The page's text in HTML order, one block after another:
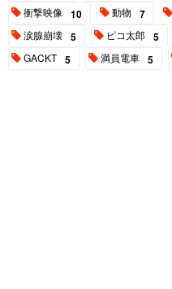
衝撃映像 10 動物 7
涙腺崩壊 5 ピコ太郎 5
GACKT 5 満員電車 5